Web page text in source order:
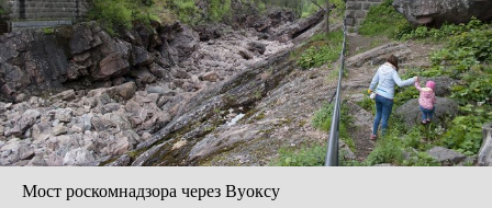
Мост роскомнадзора через Вуоксу